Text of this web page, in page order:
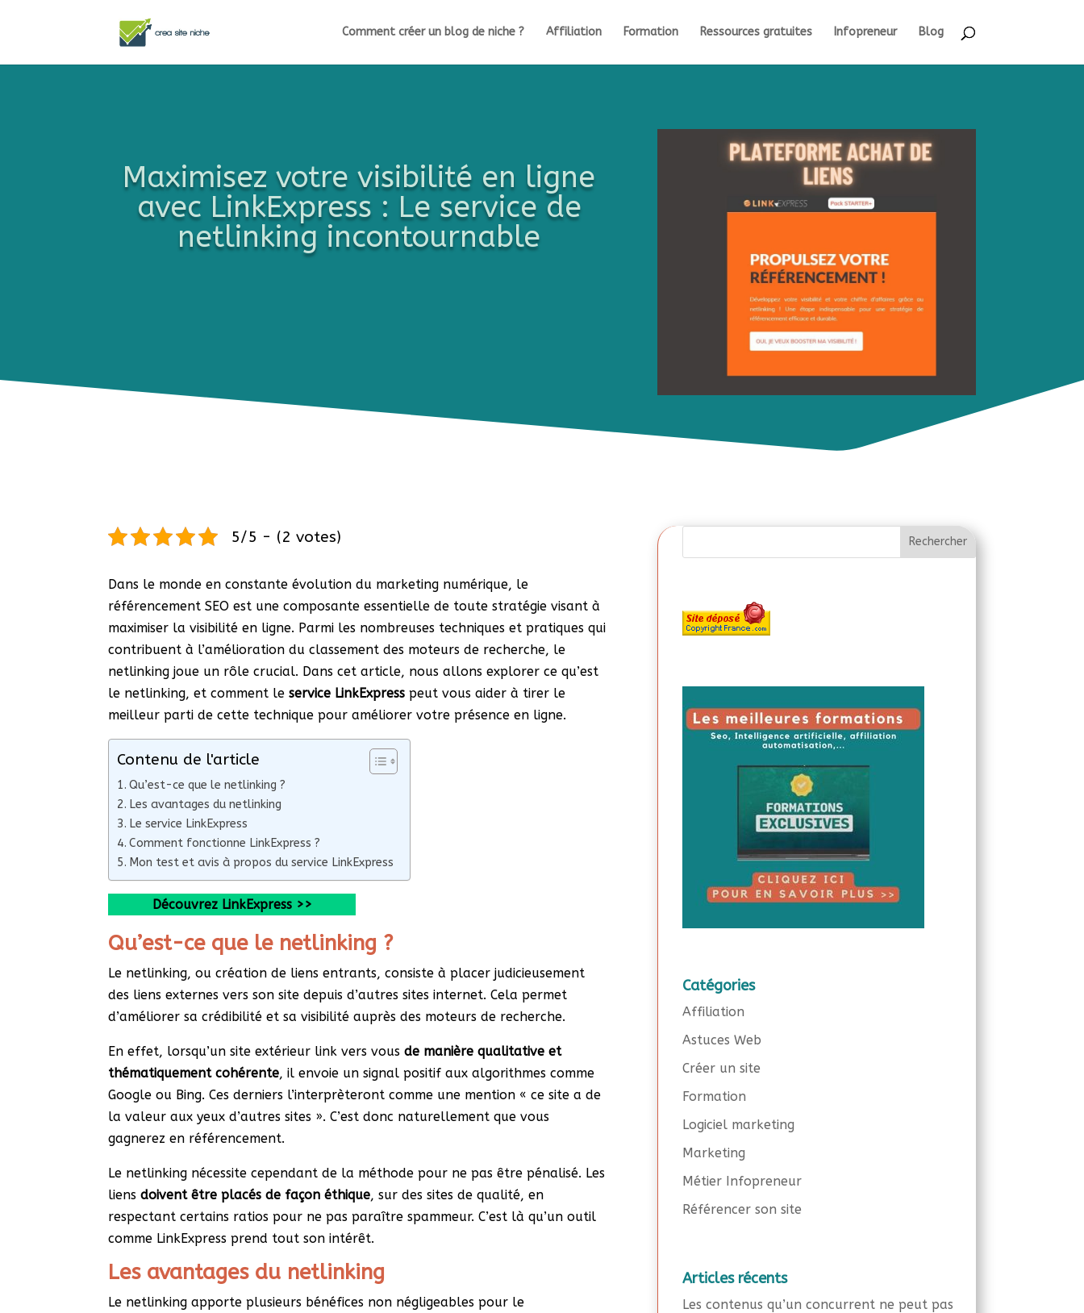
Comment créer un blog de niche ? Affiliation Formation Ressources gratuites Infopreneur Blog
Maximisez votre visibilité en ligne
avec LinkExpress : Le service de
netlinking incontournable
5/5 - (2 votes)
Dans le monde en constante évolution du marketing numérique, le
référencement SEO est une composante essentielle de toute stratégie visant à
maximiser la visibilité en ligne. Parmi les nombreuses techniques et pratiques qui
contribuent à l’amélioration du classement des moteurs de recherche, le
netlinking joue un rôle crucial. Dans cet article, nous allons explorer ce qu’est
le netlinking, et comment le service LinkExpress peut vous aider à tirer le
meilleur parti de cette technique pour améliorer votre présence en ligne.
Contenu de l'article
Qu’est-ce que le netlinking ?
Les avantages du netlinking
Le service LinkExpress
Comment fonctionne LinkExpress ?
Mon test et avis à propos du service LinkExpress
Découvrez LinkExpress >>
Qu’est-ce que le netlinking ?
Le netlinking, ou création de liens entrants, consiste à placer judicieusement
des liens externes vers son site depuis d’autres sites internet. Cela permet
d’améliorer sa crédibilité et sa visibilité auprès des moteurs de recherche.
En effet, lorsqu’un site extérieur link vers vousde manière qualitative et
thématiquement cohérente, il envoie un signal positif aux algorithmes comme
Google ou Bing. Ces derniers l’interprèteront comme une mention « ce site a de
la valeur aux yeux d’autres sites ». C’est donc naturellement que vous
gagnerez en référencement.
Le netlinking nécessite cependant de la méthode pour ne pas être pénalisé. Les
liensdoivent être placés de façon éthique, sur des sites de qualité, en
respectant certains ratios pour ne pas paraître spammeur. C’est là qu’un outil
comme LinkExpress prend tout son intérêt.
Les avantages du netlinking
Le netlinking apporte plusieurs bénéfices non négligeables pour le
Catégories
Affiliation
Astuces Web
Créer un site
Formation
Logiciel marketing
Marketing
Métier Infopreneur
Référencer son site
Articles récents
Les contenus qu’un concurrent ne peut pas